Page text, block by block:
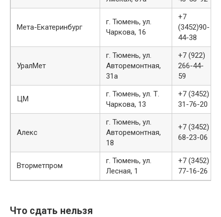
Мета-Екатеринбург
г. Тюмень, ул.
Чаркова, 16
+7
(3452)90-
44-38
УралМет
г. Тюмень, ул.
Авторемонтная,
31а
+7 (922)
266-44-
59
ЦМ
г. Тюмень, ул. Т.
Чаркова, 13
+7 (3452)
31-76-20
Алекс
г. Тюмень, ул.
Авторемонтная,
18
+7 (3452)
68-23-06
Вторметпром
г. Тюмень, ул.
Лесная, 1
+7 (3452)
77-16-26
Что сдать нельзя